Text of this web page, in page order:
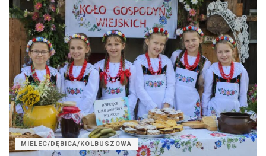
MIELEC/DĘBICA/KOLBUSZOWA